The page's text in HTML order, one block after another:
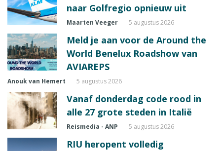
naar Golfregio opnieuw uit
Maarten Veeger 5 augustus 2026
Meld je aan voor de Around the
World Benelux Roadshow van
AVIAREPS
Anouk van Hemert 5 augustus 2026
Vanaf donderdag code rood in
alle 27 grote steden in Italië
Reismedia - ANP 5 augustus 2026
RIU heropent volledig